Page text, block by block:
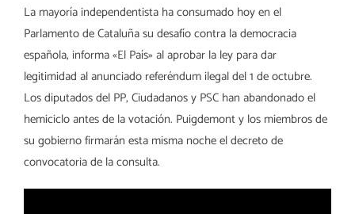
La mayoría independentista ha consumado hoy en el
Parlamento de Cataluña su desafío contra la democracia
española, informa «El País» al aprobar la ley para dar
legitimidad al anunciado referéndum ilegal del 1 de octubre.
Los diputados del PP, Ciudadanos y PSC han abandonado el
hemiciclo antes de la votación. Puigdemont y los miembros de
su gobierno firmarán esta misma noche el decreto de
convocatoria de la consulta.